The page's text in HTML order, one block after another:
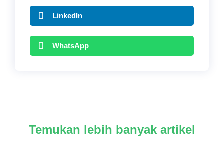
LinkedIn
WhatsApp
Temukan lebih banyak artikel